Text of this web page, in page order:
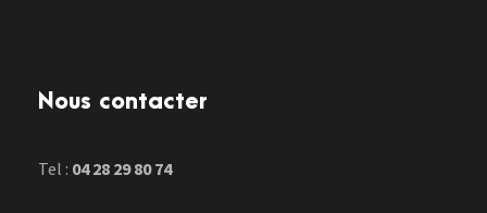
Nous contacter
Tel : 04 28 29 80 74